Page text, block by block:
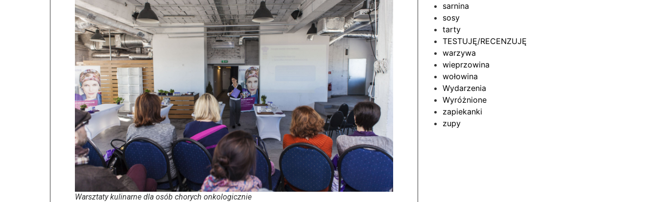
Warsztaty kulinarne dla osób chorych onkologicznie
sarnina
sosy
tarty
TESTUJĘ/RECENZUJĘ
warzywa
wieprzowina
wołowina
Wydarzenia
Wyróżnione
zapiekanki
zupy